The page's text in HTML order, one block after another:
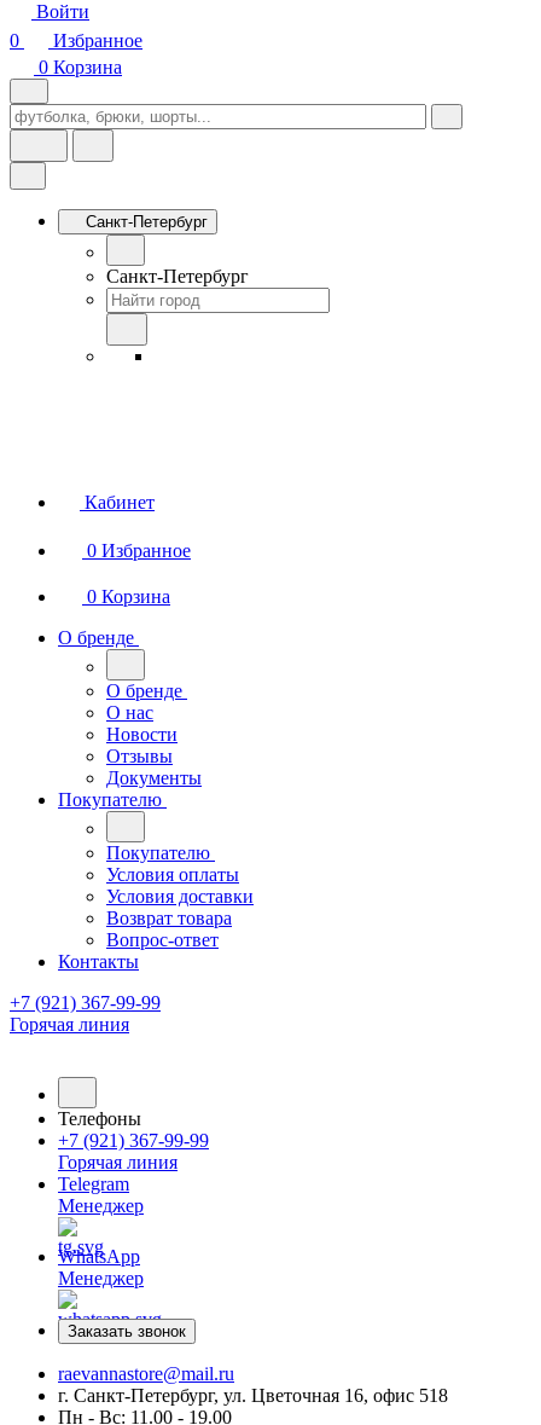
Войти
0
Избранное
0 Корзина
Санкт-Петербург
Санкт-Петербург
Кабинет
0 Избранное
0 Корзина
О бренде
О бренде
О нас
Новости
Отзывы
Документы
Покупателю
Покупателю
Условия оплаты
Условия доставки
Возврат товара
Вопрос-ответ
Контакты
+7 (921) 367-99-99
Горячая линия
Телефоны
+7 (921) 367-99-99
Горячая линия
Telegram
Менеджер
WhatsApp
Менеджер
Заказать звонок
raevannastore@mail.ru
г. Санкт-Петербург, ул. Цветочная 16, офис 518
Пн - Вс: 11.00 - 19.00